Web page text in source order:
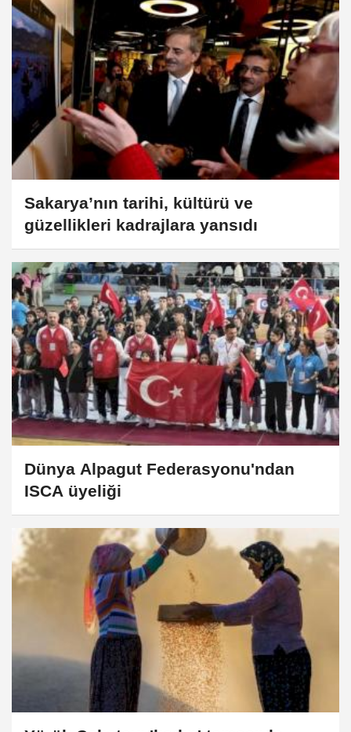
Sakarya’nın tarihi, kültürü ve
güzellikleri kadrajlara yansıdı
Dünya Alpagut Federasyonu'ndan
ISCA üyeliği